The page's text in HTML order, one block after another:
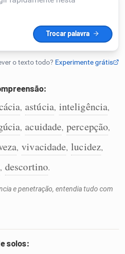
, astúcia, inteligência,
, acuidade, percepção,
, vivacidade, lucidez,
, descortino.
e penetração, entendia tudo com
solos: